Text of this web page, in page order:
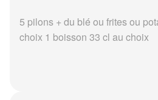
5 pilons + du blé ou frites ou
choix 1 boisson 33 cl au choix